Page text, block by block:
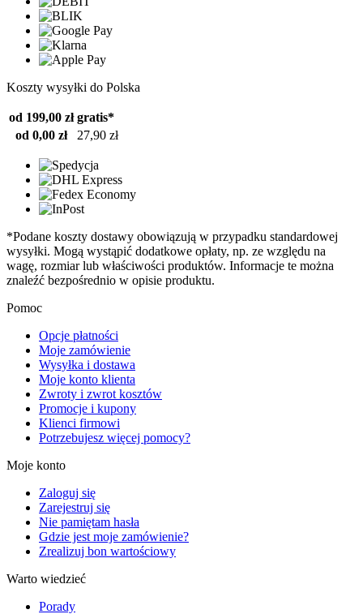
Koszty wysyłki do Polska
od 199,00 zł gratis*
od 0,00 zł
27,90 zł
*Podane koszty dostawy obowiązują w przypadku standardowej
wysyłki. Mogą wystąpić dodatkowe opłaty, np. ze względu na
wagę, rozmiar lub właściwości produktów. Informacje te można
znaleźć bezpośrednio w opisie produktu.
Pomoc
Opcje płatności
Moje zamówienie
Wysyłka i dostawa
Moje konto klienta
Zwroty i zwrot kosztów
Promocje i kupony
Klienci firmowi
Potrzebujesz więcej pomocy?
Moje konto
Zaloguj się
Zarejestruj się
Nie pamiętam hasła
Gdzie jest moje zamówienie?
Zrealizuj bon wartościowy
Warto wiedzieć
Porady